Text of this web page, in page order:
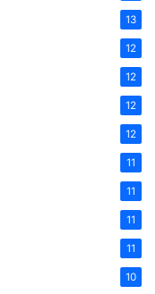
13
12
12
12
12
11
11
11
11
10